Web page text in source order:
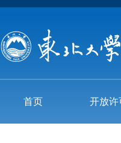
首页 开放许